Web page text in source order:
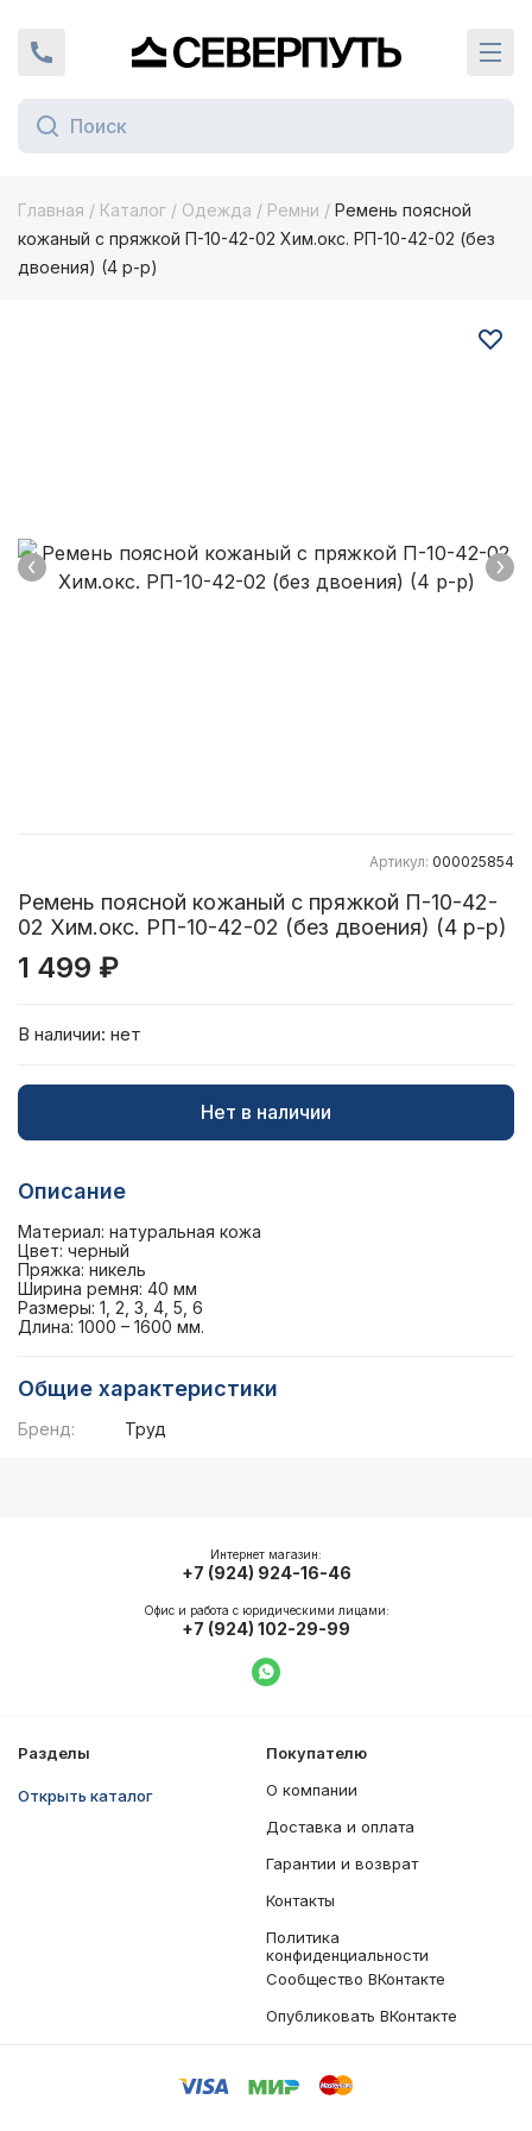
+7 (924) 924-16-46Вернуться на главную страницу
Главная / Каталог / Одежда / Ремни / Ремень поясной
кожаный с пряжкой П-10-42-02 Хим.окс. РП-10-42-02 (без
двоения) (4 р-р)
Артикул: 000025854
Ремень поясной кожаный с пряжкой П-10-42-
02 Хим.окс. РП-10-42-02 (без двоения) (4 р-р)
1 499 ₽
В наличии: нет
Нет в наличии
Описание
Материал: натуральная кожа
Цвет: черный
Пряжка: никель
Ширина ремня: 40 мм
Размеры: 1, 2, 3, 4, 5, 6
Длина: 1000 – 1600 мм.
Общие характеристики
Бренд: Труд
Разделы
Открыть каталог
Покупателю
О компании
Доставка и оплата
Гарантии и возврат
Контакты
Политика
конфиденциальности
Сообщество ВКонтакте
Опубликовать ВКонтакте
Интернет магазин:
+7 (924) 924-16-46
Офис и работа с юридическими лицами:
+7 (924) 102-29-99
Написать в WhatsApp